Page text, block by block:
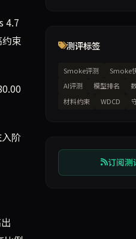
4.7
束
阶
测评标签
Smoke评测 Smoke
AI评测
模型排名
材料约束
WDCD
订阅测